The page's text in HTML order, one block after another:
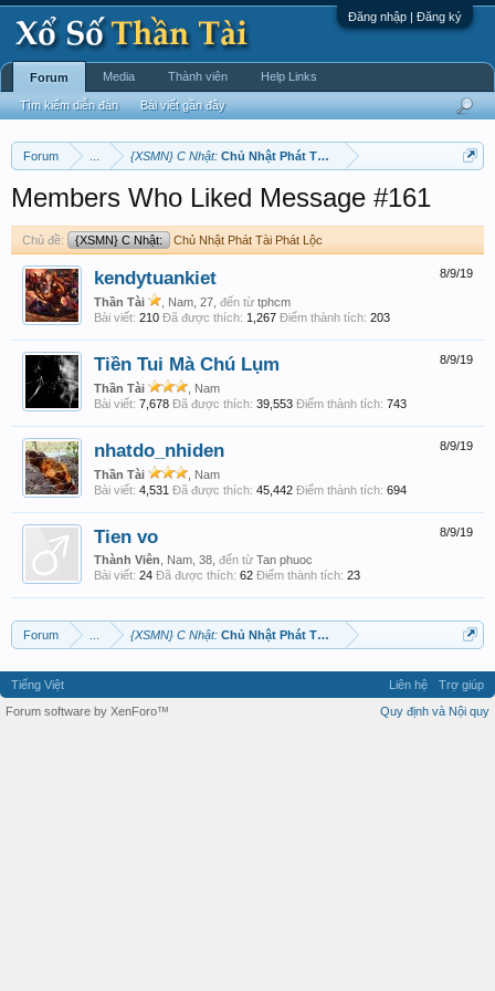
Đăng nhập | Đăng ký
Forum {XSMN} C Nhật: Chủ Nhật Phát Tài Phát Lộc
Members Who Liked Message #161
Chủ đề: {XSMN} C Nhật: Chủ Nhật Phát Tài Phát Lộc
8/9/19
kendytuankiet
Thần Tài , Nam, 27, đến từ tphcm
Bài viết: 210 Đã được thích: 1,267 Điểm thành tích: 203
8/9/19
Tiền Tui Mà Chú Lụm
Thần Tài
, Nam
Bài viết: 7,678 Đã được thích: 39,553 Điểm thành tích: 743
8/9/19
nhatdo_nhiden
Thần Tài
, Nam
Bài viết: 4,531 Đã được thích: 45,442 Điểm thành tích: 694
8/9/19
Tien vo
Thành Viên , Nam, 38, đến từ Tan phuoc
Bài viết: 24 Đã được thích: 62 Điểm thành tích: 23
Forum {XSMN} C Nhật: Chủ Nhật Phát Tài Phát Lộc
Forum
Tìm kiếm diễn đàn Bài viết gần đây
Media Thành viên Help Links
Tiếng Việt Liên hệ
Trợ giúp
Quy định và Nội quy
Forum software by XenForo™